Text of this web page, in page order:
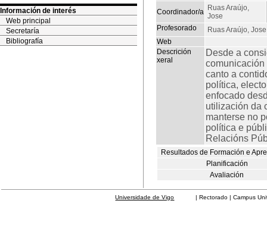
Información de interés
Web principal
Secretaría
Bibliografía
Coordinador/a Ruas Araújo,
Jose
Profesorado
Ruas Araújo, Jose
Web
Descrición
xeral
Desde a
comunicación
canto a
política,
enfocado
utilización da
manterse no
política e
Relacións
Resultados de Formación e
Planificación
Avaliación
Universidade de Vigo | Rectorado | Campus